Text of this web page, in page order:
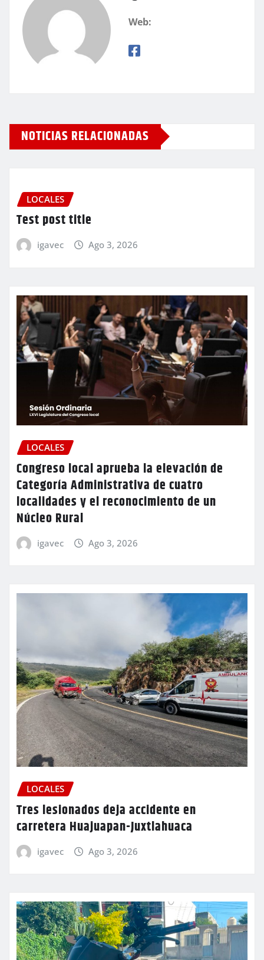
Web:
NOTICIAS RELACIONADAS
LOCALES
Test post title
igavec Ago 3, 2026
LOCALES
Congreso local aprueba la elevación de
Categoría Administrativa de cuatro
localidades y el reconocimiento de un
Núcleo Rural
igavec Ago 3, 2026
LOCALES
Tres lesionados deja accidente en
carretera Huajuapan-Juxtlahuaca
igavec Ago 3, 2026